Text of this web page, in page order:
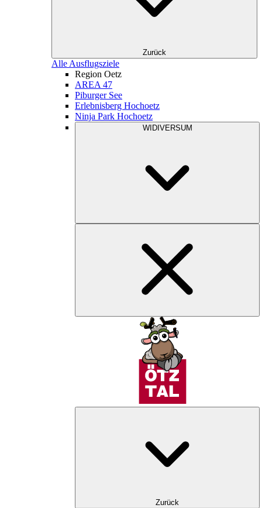
Zurück
Alle Ausflugsziele
Region Oetz
AREA 47
Piburger See
Erlebnisberg Hochoetz
Ninja Park Hochoetz
WIDIVERSUM
Zurück